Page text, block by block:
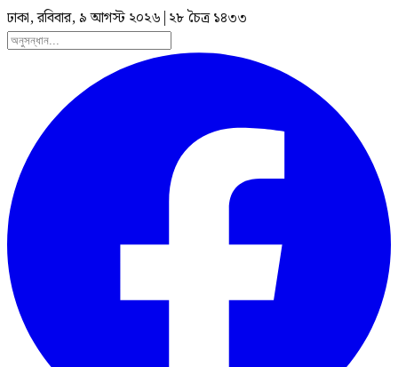
ঢাকা, রবিবার, ৯ আগস্ট ২০২৬ | ২৮ চৈত্র ১৪৩৩